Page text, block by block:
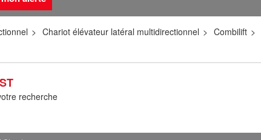
Chariot élévateur latéral multidirectionnel Combilift
recherche